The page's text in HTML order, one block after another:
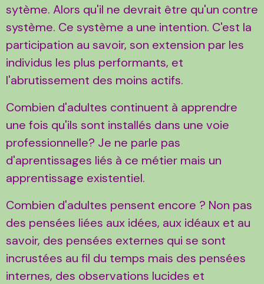
sytème. Alors qu'il ne devrait être qu'un contre
système. Ce système a une intention. C'est la
participation au savoir, son extension par les
individus les plus performants, et
l'abrutissement des moins actifs.
Combien d'adultes continuent à apprendre
une fois qu'ils sont installés dans une voie
professionnelle? Je ne parle pas
d'aprentissages liés à ce métier mais un
apprentissage existentiel.
Combien d'adultes pensent encore ? Non pas
des pensées liées aux idées, aux idéaux et au
savoir, des pensées externes qui se sont
incrustées au fil du temps mais des pensées
internes, des observations lucides et